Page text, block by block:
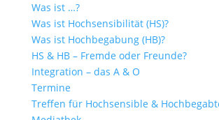
Was ist …?
Was ist Hochsensibilität (HS)?
Was ist Hochbegabung (HB)?
HS & HB – Fremde oder Freunde?
Integration – das A & O
Termine
Treffen für Hochsensible &